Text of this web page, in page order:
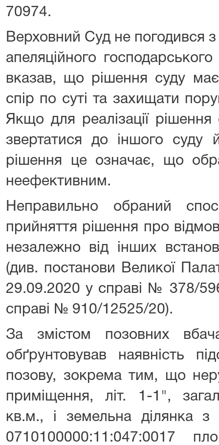
70974.
Верховний Суд не погодився
апеляційного
вказав, що рішення суду
спір по суті та захищати
Якщо для реалізації
звертатися до іншого
рішення це означає, що
неефективним.
Неправильно обраний
прийняття рішення про
незалежно від інших
(див. постанови Великої
29.09.2020 у справі № 378/
справі № 910/12525/20).
За змістом позовних
обґрунтовував наявність
позову, зокрема тим, що
приміщення, літ. 1-1",
кв.м., і земельна ділянка
0710100000:11:047:0017